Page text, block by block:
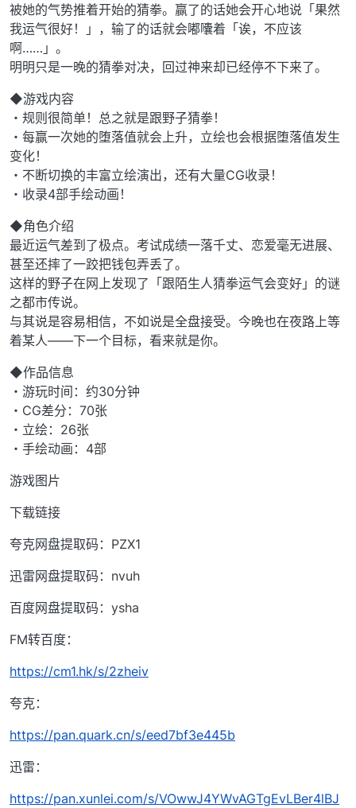
被她的气势推着开始的猜拳。赢了的话她会开心地说「果然
我运气很好！」，输了的话就会嘟囔着「诶，不应该
啊……」。
明明只是一晚的猜拳对决，回过神来却已经停不下来了。
◆游戏内容
・规则很简单！总之就是跟野子猜拳！
・每赢一次她的堕落值就会上升，立绘也会根据堕落值发生
变化！
・不断切换的丰富立绘演出，还有大量CG收录！
・收录4部手绘动画！
◆角色介绍
最近运气差到了极点。考试成绩一落千丈、恋爱毫无进展、
甚至还摔了一跤把钱包弄丢了。
这样的野子在网上发现了「跟陌生人猜拳运气会变好」的谜
之都市传说。
与其说是容易相信，不如说是全盘接受。今晚也在夜路上等
着某人——下一个目标，看来就是你。
◆作品信息
・游玩时间：约30分钟
・CG差分：70张
・立绘：26张
・手绘动画：4部
游戏图片
下载链接
夸克网盘提取码：PZX1
迅雷网盘提取码：nvuh
百度网盘提取码：ysha
FM转百度：
https://cm1.hk/s/2zheiv
夸克：
https://pan.quark.cn/s/eed7bf3e445b
迅雷：
https://pan.xunlei.com/s/VOwwJ4YWvAGTgEvLBer4lBJ